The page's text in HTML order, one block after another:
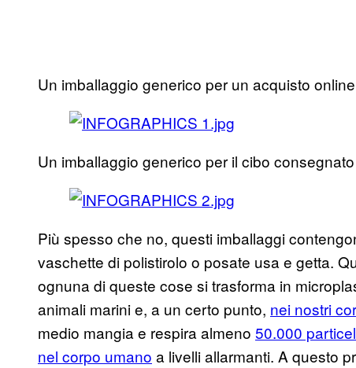
Un imballaggio generico per un acquisto
Un imballaggio generico per il cibo
Più spesso che no, questi imballaggi
vaschette di polistirolo o posate usa e getta.
ognuna di queste cose si trasforma in
animali marini e, a un certo punto, nei nostri
medio mangia e respira almeno 50.000
nel corpo umano a livelli allarmanti. A questo